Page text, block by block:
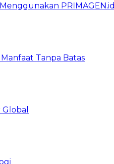
PRIMAGEN.id
Tanpa Batas